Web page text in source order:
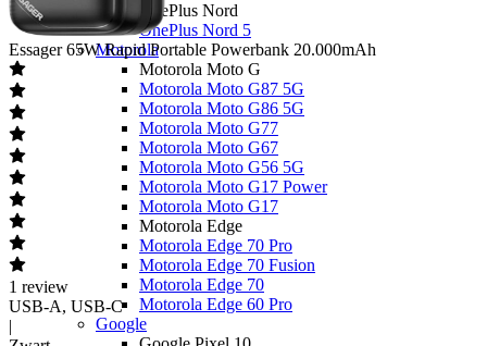
OnePlus Nord
OnePlus Nord 5
Motorola
Motorola Moto G
Motorola Moto G87 5G
Motorola Moto G86 5G
Motorola Moto G77
Motorola Moto G67
Motorola Moto G56 5G
Motorola Moto G17 Power
Motorola Moto G17
Motorola Edge
Motorola Edge 70 Pro
Motorola Edge 70 Fusion
Motorola Edge 70
Motorola Edge 60 Pro
Google
Essager 65W Rapid Portable Powerbank 20.000mAh
1 review
USB-A, USB-C
|